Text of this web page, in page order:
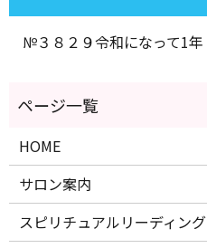
№３８２９令和になって1年
HOME
サロン案内
スピリチュアルリーディング